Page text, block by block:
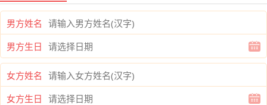
男方姓名
男方生日
女方姓名
女方生日